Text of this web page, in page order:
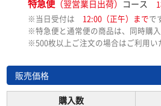
特急便（翌営業日出荷） コース
※当日受付は 12:00（正午）までで
※特急便と通常便の商品は、同時購入
※500枚以上ご注文の場合はご利用い
販売価格
購入数